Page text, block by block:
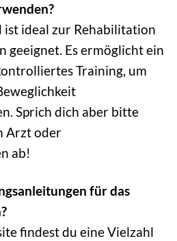
ist ideal zur Rehabilitation
geeignet. Es ermöglicht ein
Training, um
Sprich dich aber bitte
Arzt oder
ab!
für das
findest du eine Vielzahl